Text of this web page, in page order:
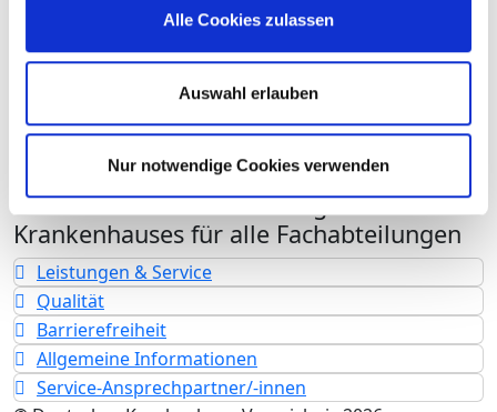
Alle Cookies zulassen
Auswahl erlauben
Nur notwendige Cookies verwenden
Teilstationäre Fallzahl: 250
Personelle Ausstattung
Fachexpertise und Weiterbildung
Weitere Informationen zur Fachabteilung
Informationen und Leistungen des
Krankenhauses für alle Fachabteilungen
Leistungen & Service
Qualität
Barrierefreiheit
Allgemeine Informationen
Service-Ansprechpartner/-innen